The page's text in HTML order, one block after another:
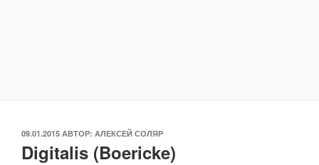
ОПУБЛИКОВАНО
09.01.2015 АВТОР: АЛЕКСЕЙ СОЛЯР
Digitalis (Boericke)